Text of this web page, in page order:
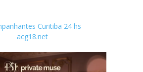
Curitiba 24 hs
acg18.net